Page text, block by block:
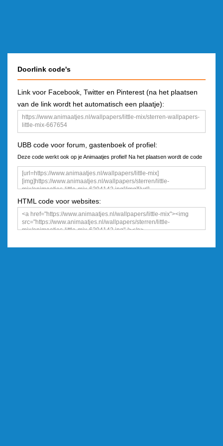
Doorlink code's
Link voor Facebook, Twitter en Pinterest (na het plaatsen
van de link wordt het automatisch een plaatje):
UBB code voor forum, gastenboek of profiel:
Deze code werkt ook op je Animaatjes profiel! Na het plaatsen wordt de code
een plaatje
HTML code voor websites: